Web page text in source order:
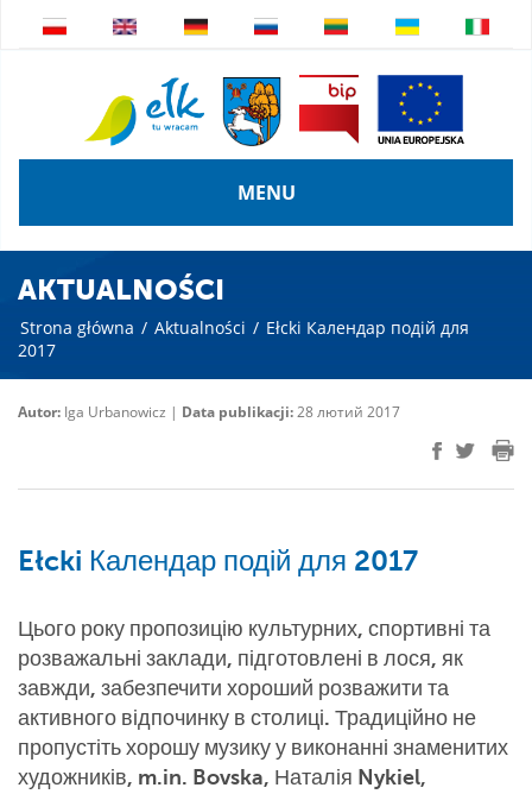
MENU
AKTUALNOŚCI
Strona główna / Aktualności / Ełcki Календар подій для
2017
Autor: Iga Urbanowicz | Data publikacji:28 лютий 2017
Ełcki Календар подій для 2017
Цього року пропозицію культурних, спортивні та
розважальні заклади, підготовлені в лося, як
завжди, забезпечити хороший розважити та
активного відпочинку в столиці. Традиційно не
пропустіть хорошу музику у виконанні знаменитих
художників, m.in. Bovska, Наталія Nykiel,